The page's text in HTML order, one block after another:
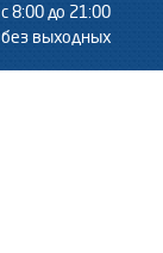
с 8:00 до 21:00
без выходных